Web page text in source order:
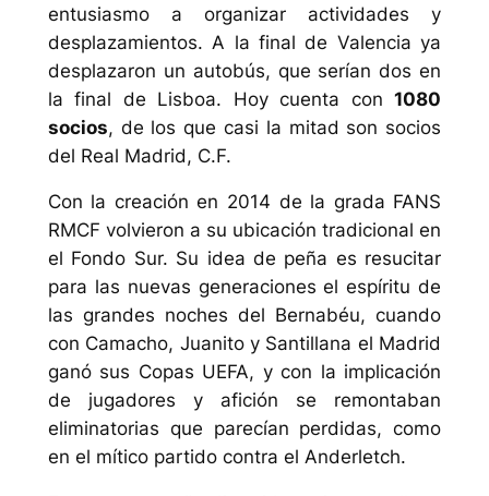
entusiasmo a organizar actividades y
desplazamientos. A la final de Valencia ya
desplazaron un autobús, que serían dos en
la final de Lisboa. Hoy cuenta con1080
socios, de los que casi la mitad son socios
del Real Madrid, C.F.
Con la creación en 2014 de la grada FANS
RMCF volvieron a su ubicación tradicional en
el Fondo Sur. Su idea de peña es resucitar
para las nuevas generaciones el espíritu de
las grandes noches del Bernabéu, cuando
con Camacho, Juanito y Santillana el Madrid
ganó sus Copas UEFA, y con la implicación
de jugadores y afición se remontaban
eliminatorias que parecían perdidas, como
en el mítico partido contra el Anderletch.